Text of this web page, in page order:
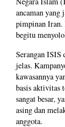
ancaman yang
pimpinan Iran.
begitu
Serangan ISIS
jelas.
kawasannya
basis aktivitas
sangat besar,
asing dan
anggota.